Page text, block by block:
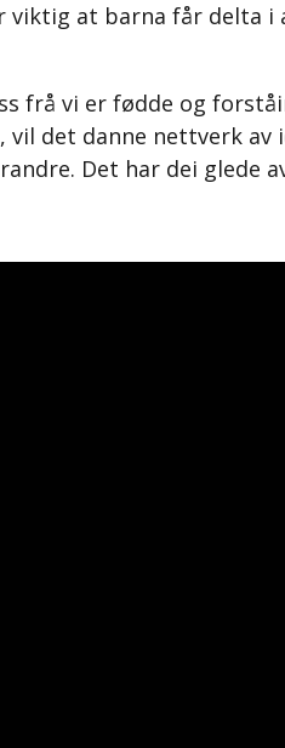
viktig at barna får delta
frå vi er fødde og
det danne nettverk
Det har dei glede